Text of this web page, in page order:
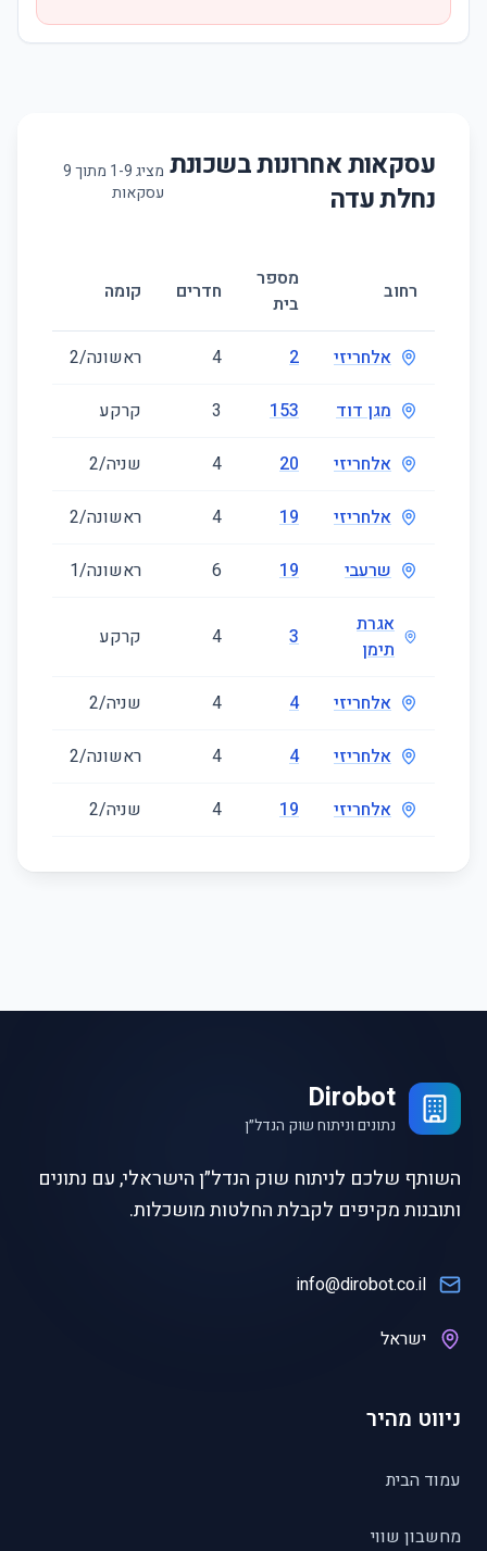
עסקאות אחרונות בשכונת
נחלת עדה
מציג 1-9 מתוך9
עסקאות
רחוב
מספר
בית
חדרים קומה
אלחריזי 2
4 ראשונה/2
מגן דוד 153
3 קרקע
אלחריזי 20
4 שניה/2
אלחריזי 19
4 ראשונה/2
שרעבי 19
6 ראשונה/1
אגרת
תימן
3
4 קרקע
אלחריזי 4
4 שניה/2
אלחריזי 4
4 ראשונה/2
אלחריזי 19
4 שניה/2
Dirobot
נתונים וניתוח שוק הנדל״ן
השותף שלכם לניתוח שוק הנדל״ן הישראלי, עם נתונים
ותובנות מקיפים לקבלת החלטות מושכלות.
info@dirobot.co.il
ישראל
ניווט מהיר
עמוד הבית
מחשבון שווי